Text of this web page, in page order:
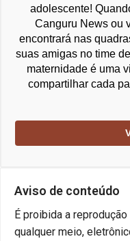
adolescente!
Canguru News ou
encontrará nas
suas amigas no time
maternidade é uma
compartilhar cada
Aviso de conteúdo
É proibida a
qualquer meio,